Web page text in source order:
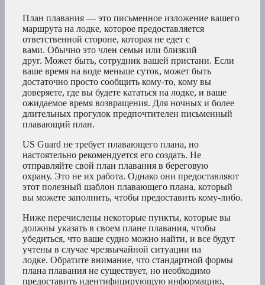
План плавания — это письменное изложение вашего
маршрута на лодке, которое предоставляется
ответственной стороне, которая не едет с
вами. Обычно это член семьи или близкий
друг. Может быть, сотрудник вашей пристани. Если
ваше время на воде меньше суток, может быть
достаточно просто сообщить кому-то, кому вы
доверяете, где вы будете кататься на лодке, и ваше
ожидаемое время возвращения. Для ночных и более
длительных прогулок предпочтителен письменный
плавающий план.
US Guard не требует плавающего плана, но
настоятельно рекомендуется его создать. Не
отправляйте свой план плавания в береговую
охрану. Это не их работа. Однако они предоставляют
этот полезный шаблон плавающего плана, который
вы можете заполнить, чтобы предоставить кому-либо.
Ниже перечислены некоторые пункты, которые вы
должны указать в своем плане плавания, чтобы
убедиться, что ваше судно можно найти, и все будут
учтены в случае чрезвычайной ситуации на
лодке. Обратите внимание, что стандартной формы
плана плавания не существует, но необходимо
предоставить идентифицирующую информацию,